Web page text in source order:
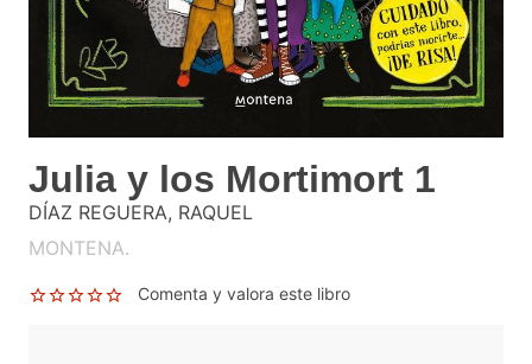
Julia y los Mortimort 1
DÍAZ REGUERA, RAQUEL
MONTENA.
Comenta y valora este libro